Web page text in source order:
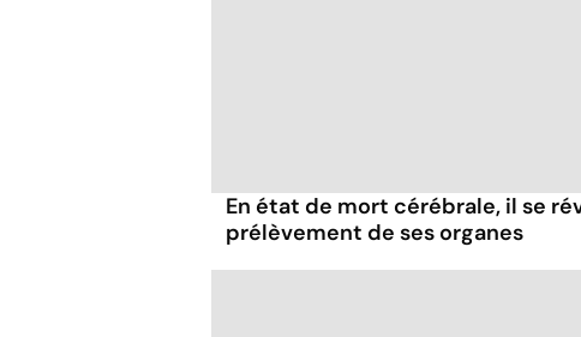
En état de mort cérébrale, il se
prélèvement de ses organes